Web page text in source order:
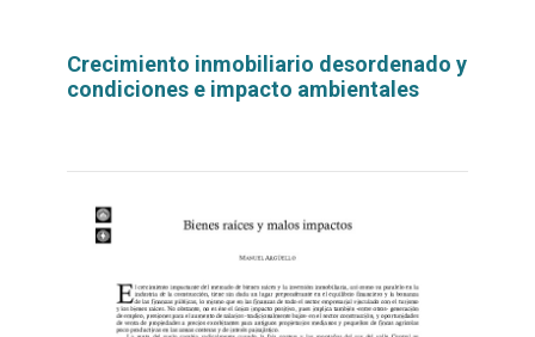
Crecimiento inmobiliario desordenado y
condiciones e impacto ambientales